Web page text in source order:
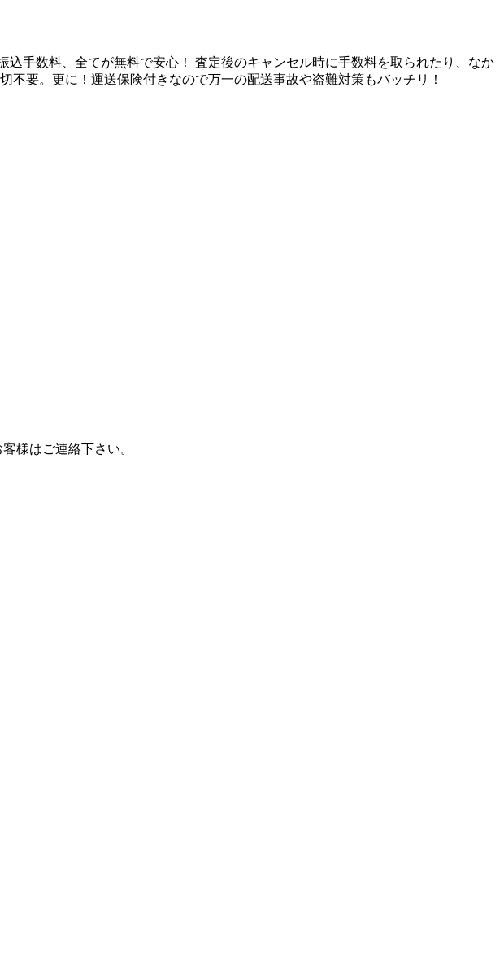
手数料、全てが無料で安心！ 査定後のキャンセル時に手数料を取られたり、なか
要。更に！運送保険付きなので万一の配送事故や盗難対策もバッチリ！
様はご連絡下さい。